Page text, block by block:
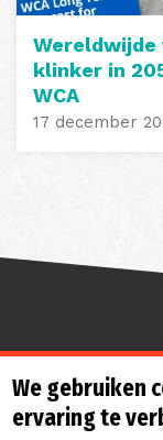
Wereldwijde
klinker in
WCA
17 december
Sterk
We gebruiken
ervaring te